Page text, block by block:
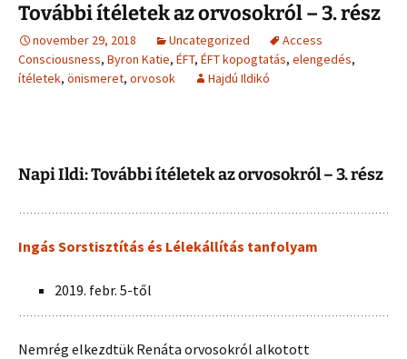
További ítéletek az orvosokról – 3. rész
november 29, 2018 Uncategorized
Access
Consciousness, Byron Katie, ÉFT, ÉFT kopogtatás, elengedés,
ítéletek, önismeret, orvosok Hajdú Ildikó
Napi Ildi: További ítéletek az orvosokról – 3. rész
Ingás Sorstisztítás és Lélekállítás tanfolyam
2019. febr. 5-től
Nemrég elkezdtük Renáta orvosokról alkotott